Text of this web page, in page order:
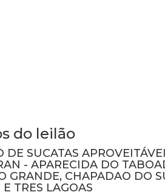
do leilão
DE SUCATAS
- APARECIDA DO
GRANDE, CHAPADAO DO
E TRES LAGOAS